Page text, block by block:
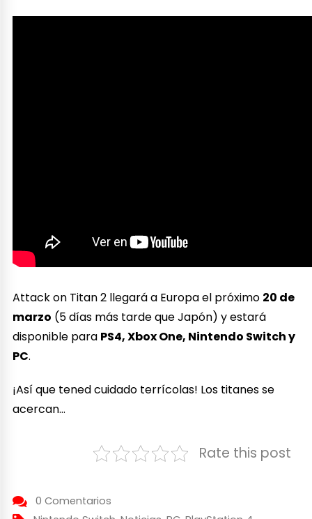
Attack on Titan 2 llegará a Europa el próximo 20 de
marzo (5 días más tarde que Japón) y estará
disponible para PS4, Xbox One, Nintendo Switch y
PC.
¡Así que tened cuidado terrícolas! Los titanes se
acercan…
Rate this post
0 Comentarios